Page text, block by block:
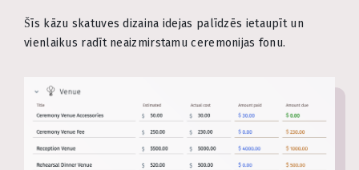
Šīs kāzu skatuves dizaina idejas palīdzēs ietaupīt un
vienlaikus radīt neaizmirstamu ceremonijas fonu.